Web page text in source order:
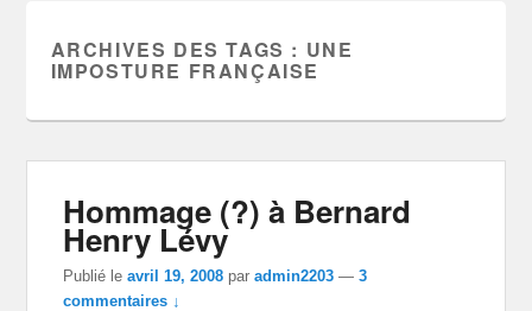
ARCHIVES DES TAGS : UNE
IMPOSTURE FRANÇAISE
Hommage (?) à Bernard
Henry Lévy
Publié leavril 19, 2008 paradmin2203 —3
commentaires ↓